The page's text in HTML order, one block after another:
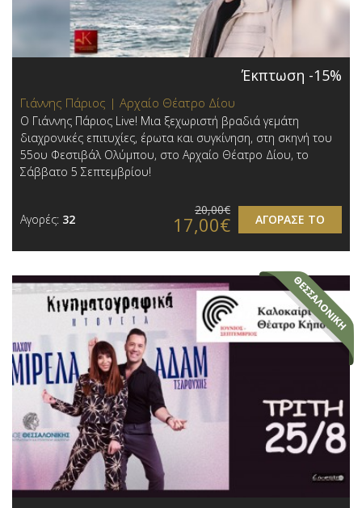
Έκπτωση -15%
Γιάννης Πάριος | Αρχαίο Θέατρο Δίου
Ο Γιάννης Πάριος Live! Μια ξεχωριστή βραδιά γεμάτη
διαχρονικές επιτυχίες, έρωτα και συγκίνηση, στη σκηνή του
55ου Φεστιβάλ Ολύμπου, στο Αρχαίο Θέατρο Δίου, το
Σάββατο 5 Σεπτεμβρίου!
Αγορές: 32 ΑΓΟΡΑΣΕ ΤΟ
20,00€
17,00€